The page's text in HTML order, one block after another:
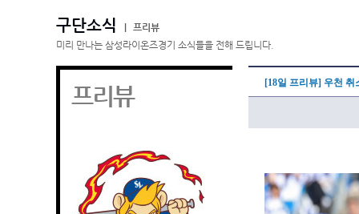
구단소식
프리뷰
미리 만나는 삼성라이온즈경기 소식들을 전해 드립니다.
프리뷰 [18일 프리뷰] 우천